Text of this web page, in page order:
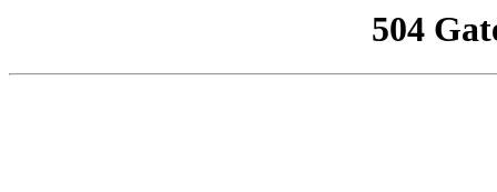
504